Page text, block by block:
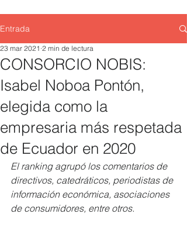
Entrada
CONSORCIO NOBIS:
Isabel Noboa Pontón,
elegida como la
empresaria más respetada
de Ecuador en 2020
23 mar 2021 2 min de lectura
El ranking agrupó los comentarios de
directivos, catedráticos, periodistas de
información económica, asociaciones
de consumidores, entre otros.